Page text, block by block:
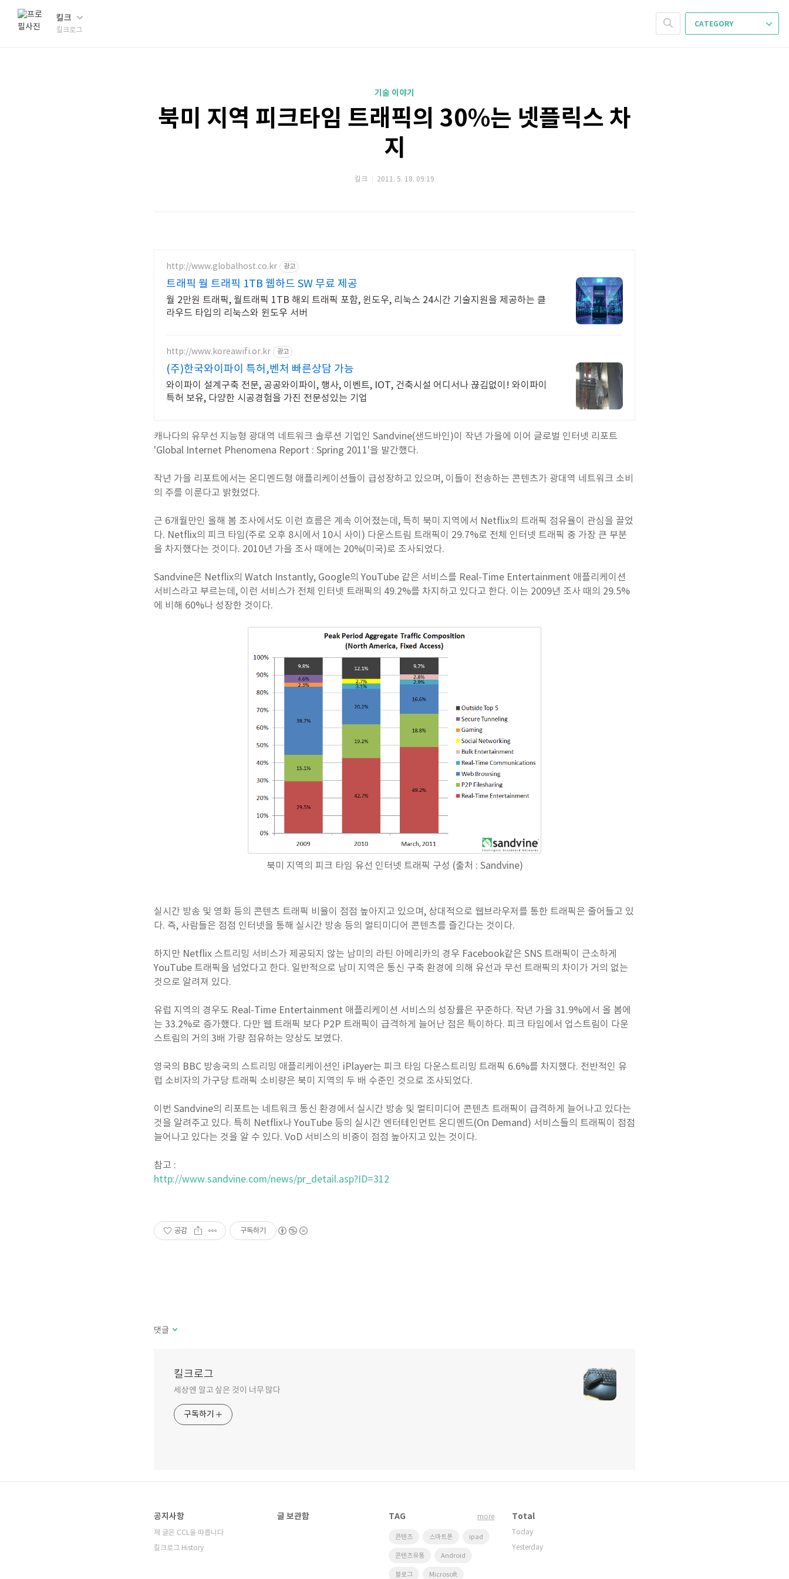
킬크
킬크로그
CATEGORY
기술 이야기
북미 지역 피크타임 트래픽의 30%는 넷플릭스 차
지
킬크 2011. 5. 18. 09:19
http://www.globalhost.co.kr 광고
트래픽 월 트래픽 1TB 웹하드 SW 무료 제공
월 2만원 트래픽, 월트래픽 1TB 해외 트래픽 포함, 윈도우, 리눅스 24시간 기술지원을 제공하는 클
라우드 타입의 리눅스와 윈도우 서버
http://www.koreawifi.or.kr 광고
(주)한국와이파이 특허,벤처 빠른상담 가능
와이파이 설계구축 전문, 공공와이파이, 행사, 이벤트, IOT, 건축시설 어디서나 끊김없이! 와이파이
특허 보유, 다양한 시공경험을 가진 전문성있는 기업
캐나다의 유무선 지능형 광대역 네트워크 솔루션 기업인 Sandvine(샌드바인)이 작년 가을에 이어 글로벌 인터넷 리포트
'Global Internet Phenomena Report : Spring 2011'을 발간했다.
작년 가을 리포트에서는 온디멘드형 애플리케이션들이 급성장하고 있으며, 이들이 전송하는 콘텐츠가 광대역 네트워크 소비
의 주를 이룬다고 밝혔었다.
근 6개월만인 올해 봄 조사에서도 이런 흐름은 계속 이어졌는데, 특히 북미 지역에서 Netflix의 트래픽 점유율이 관심을 끌었
다. Netflix의 피크 타임(주로 오후 8시에서 10시 사이) 다운스트림 트래픽이 29.7%로 전체 인터넷 트래픽 중 가장 큰 부분
을 차지했다는 것이다. 2010년 가을 조사 때에는 20%(미국)로 조사되었다.
Sandvine은 Netflix의 Watch Instantly, Google의 YouTube 같은 서비스를 Real-Time Entertainment 애플리케이션
서비스라고 부르는데, 이런 서비스가 전체 인터넷 트래픽의 49.2%를 차지하고 있다고 한다. 이는 2009년 조사 때의 29.5%
에 비해 60%나 성장한 것이다.
북미 지역의 피크 타임 유선 인터넷 트래픽 구성 (출처 : Sandvine)
실시간 방송 및 영화 등의 콘텐츠 트래픽 비율이 점점 높아지고 있으며, 상대적으로 웹브라우저를 통한 트래픽은 줄어들고 있
다. 즉, 사람들은 점점 인터넷을 통해 실시간 방송 등의 멀티미디어 콘텐츠를 즐긴다는 것이다.
하지만 Netflix 스트리밍 서비스가 제공되지 않는 남미의 라틴 아메리카의 경우 Facebook같은 SNS 트래픽이 근소하게
YouTube 트래픽을 넘었다고 한다. 일반적으로 남미 지역은 통신 구축 환경에 의해 유선과 무선 트래픽의 차이가 거의 없는
것으로 알려져 있다.
유럽 지역의 경우도 Real-Time Entertainment 애플리케이션 서비스의 성장률은 꾸준하다. 작년 가을 31.9%에서 올 봄에
는 33.2%로 증가했다. 다만 웹 트래픽 보다 P2P 트래픽이 급격하게 늘어난 점은 특이하다. 피크 타임에서 업스트림이 다운
스트림의 거의 3배 가량 점유하는 양상도 보였다.
영국의 BBC 방송국의 스트리밍 애플리케이션인 iPlayer는 피크 타임 다운스트리밍 트래픽 6.6%를 차지했다. 전반적인 유
럽 소비자의 가구당 트래픽 소비량은 북미 지역의 두 배 수준인 것으로 조사되었다.
이번 Sandvine의 리포트는 네트워크 통신 환경에서 실시간 방송 및 멀티미디어 콘텐츠 트래픽이 급격하게 늘어나고 있다는
것을 알려주고 있다. 특히 Netflix나 YouTube 등의 실시간 엔터테인먼트 온디멘드(On Demand) 서비스들의 트래픽이 점점
늘어나고 있다는 것을 알 수 있다. VoD 서비스의 비중이 점점 높아지고 있는 것이다.
참고 :
http://www.sandvine.com/news/pr_detail.asp?ID=312
공감 구독하기
댓글
킬크로그
세상엔 알고 싶은 것이 너무 많다
구독하기
공지사항
제 글은 CCL을 따릅니다
킬크로그 History
글 보관함 TAG
콘텐츠 스마트폰 ipad
콘텐츠유통 Android
블로그 Microsoft
more Total
Today
Yesterday